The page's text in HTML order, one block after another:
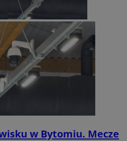
w Bytomiu. Mecze